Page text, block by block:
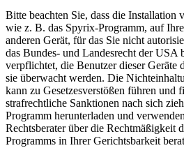
Bitte beachten Sie, dass die Installation
wie z. B. das Spyrix-Programm, auf
anderen Gerät, für das Sie nicht
das Bundes- und Landesrecht der USA
verpflichtet, die Benutzer dieser Geräte
sie überwacht werden. Die
kann zu Gesetzesverstößen führen und
strafrechtliche Sanktionen nach sich
Programm herunterladen und
Rechtsberater über die Rechtmäßigkeit
Programms in Ihrer Gerichtsbarkeit